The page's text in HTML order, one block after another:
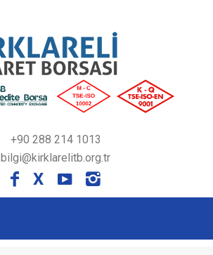
+90 288 214 1013
bilgi@kirklarelitb.org.tr
X